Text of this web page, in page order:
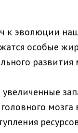
к эволюции
особые
развития